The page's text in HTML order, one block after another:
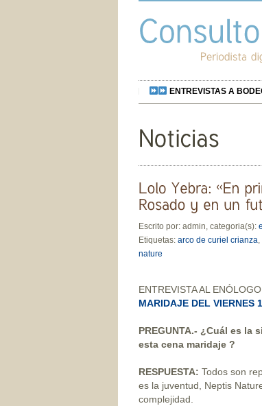
ENTREVISTAS A
Escrito por: admin, categoria(s):
Etiquetas: arco de curiel crianza,
nature
ENTREVISTA AL
MARIDAJE DEL VIERNES
PREGUNTA.- ¿Cuál es
esta cena maridaje ?
RESPUESTA: Todos son
es la juventud, Neptis
complejidad.